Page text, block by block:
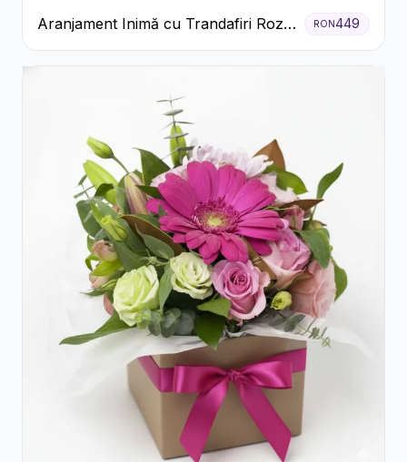
Aranjament Inimă cu Trandafiri Roz
și Gypsophila Albă
RON449